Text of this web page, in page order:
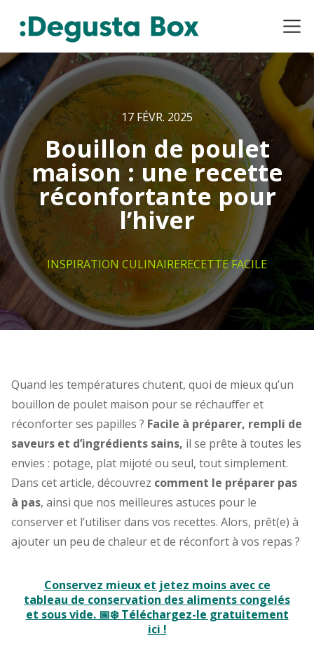
17 FÉVR. 2025
Bouillon de poulet
maison : une recette
réconfortante pour
l’hiver
INSPIRATION CULINAIRERECETTE FACILE
Quand les températures chutent, quoi de mieux qu’un
bouillon de poulet maison pour se réchauffer et
réconforter ses papilles ? Facile à préparer, rempli de
saveurs et d’ingrédients sains, il se prête à toutes les
envies : potage, plat mijoté ou seul, tout simplement.
Dans cet article, découvrez comment le préparer pas
à pas, ainsi que nos meilleures astuces pour le
conserver et l’utiliser dans vos recettes. Alors, prêt(e) à
ajouter un peu de chaleur et de réconfort à vos repas ?
Conservez mieux et jetez moins avec ce
tableau de conservation des aliments congelés
et sous vide. 📅❄️ Téléchargez-le gratuitement
ici !